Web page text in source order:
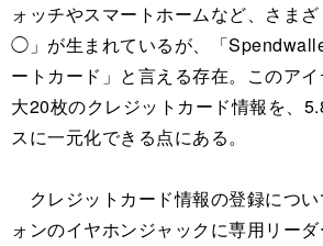
ォッチやスマートホームなど、さま
◯」が生まれているが、「
ートカード」と言える存在。このア
大20枚のクレジットカード情報を、
スに一元化できる点にある。
クレジットカード情報の登録につ
ォンのイヤホンジャックに専用リー